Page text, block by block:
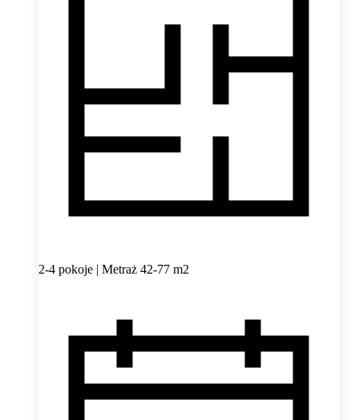
2-4 pokoje | Metraż 42-77 m2